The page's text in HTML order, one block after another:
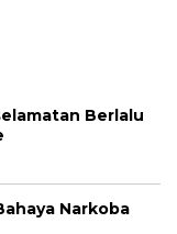
Berlalu
Narkoba